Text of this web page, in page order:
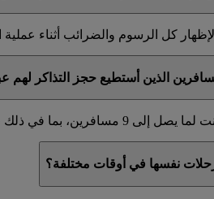
كل الرسوم والضرائب أثناء
الذين أستطيع حجز التذاكر لهم
البالغين والأطفال المسافرين معكم.
نفسها في أوقات مختلفة؟